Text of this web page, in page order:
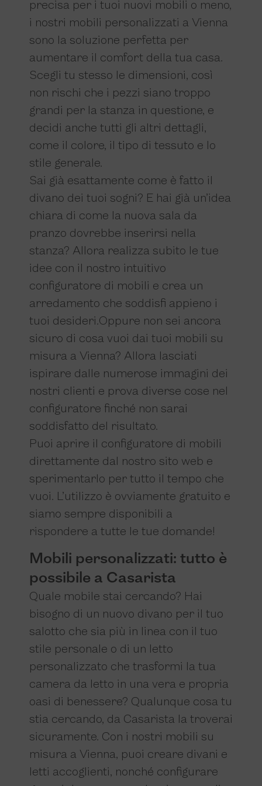
precisa per i tuoi nuovi mobili o meno,
i nostri mobili personalizzati a Vienna
sono la soluzione perfetta per
aumentare il comfort della tua casa.
Scegli tu stesso le dimensioni, così
non rischi che i pezzi siano troppo
grandi per la stanza in questione, e
decidi anche tutti gli altri dettagli,
come il colore, il tipo di tessuto e lo
stile generale.
Sai già esattamente come è fatto il
divano dei tuoi sogni? E hai già un’idea
chiara di come la nuova sala da
pranzo dovrebbe inserirsi nella
stanza? Allora realizza subito le tue
idee con il nostro intuitivo
configuratore di mobili e crea un
arredamento che soddisfi appieno i
tuoi desideri.Oppure non sei ancora
sicuro di cosa vuoi dai tuoi mobili su
misura a Vienna? Allora lasciati
ispirare dalle numerose immagini dei
nostri clienti e prova diverse cose nel
configuratore finché non sarai
soddisfatto del risultato.
Puoi aprire il configuratore di mobili
direttamente dal nostro sito web e
sperimentarlo per tutto il tempo che
vuoi. L’utilizzo è ovviamente gratuito e
siamo sempre disponibili a
rispondere a tutte le tue domande!
Mobili personalizzati: tutto è
possibile a Casarista
Quale mobile stai cercando? Hai
bisogno di un nuovo divano per il tuo
salotto che sia più in linea con il tuo
stile personale o di un letto
personalizzato che trasformi la tua
camera da letto in una vera e propria
oasi di benessere? Qualunque cosa tu
stia cercando, da Casarista la troverai
sicuramente. Con i nostri mobili su
misura a Vienna, puoi creare divani e
letti accoglienti, nonché configurare